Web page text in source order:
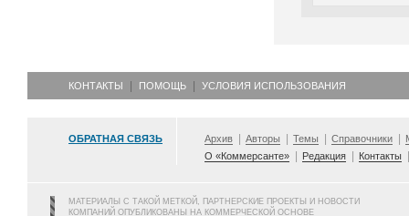
КОНТАКТЫ ПОМОЩЬ УСЛОВИЯ ИСПОЛЬЗОВАНИЯ
ОБРАТНАЯ СВЯЗЬ Архив Авторы Темы Справочники
О «Коммерсанте»
Редакция Контакты
МАТЕРИАЛЫ С ТАКОЙ МЕТКОЙ, ПАРТНЕРСКИЕ ПРОЕКТЫ И НОВОСТИ
КОМПАНИЙ ОПУБЛИКОВАНЫ НА КОММЕРЧЕСКОЙ ОСНОВЕ